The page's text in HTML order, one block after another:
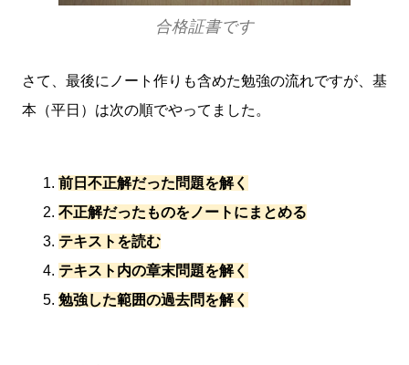
合格証書です
さて、最後にノート作りも含めた勉強の流れですが、基
本（平日）は次の順でやってました。
前日不正解だった問題を解く
不正解だったものをノートにまとめる
テキストを読む
テキスト内の章末問題を解く
勉強した範囲の過去問を解く